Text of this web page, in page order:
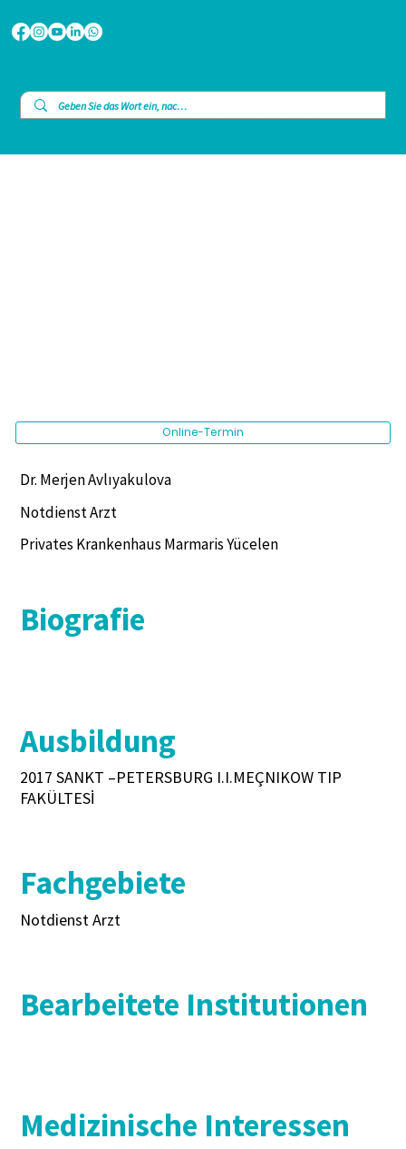
Dr. Merjen Avlıyakulova
Notdienst Arzt
Privates Krankenhaus Marmaris Yücelen
Biografie
Ausbildung
2017 SANKT –PETERSBURG I.I.MEÇNIKOW TIP
FAKÜLTESİ
Fachgebiete
Notdienst Arzt
Bearbeitete Institutionen
Medizinische Interessen
Online-Termin